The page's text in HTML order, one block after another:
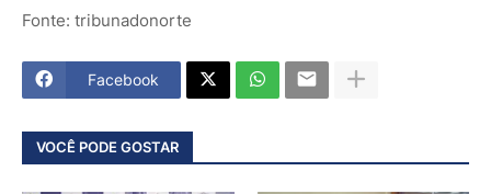
Fonte: tribunadonorte
Facebook
VOCÊ PODE GOSTAR